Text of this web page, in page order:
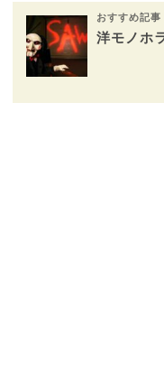
おすすめ記事
洋モノホ